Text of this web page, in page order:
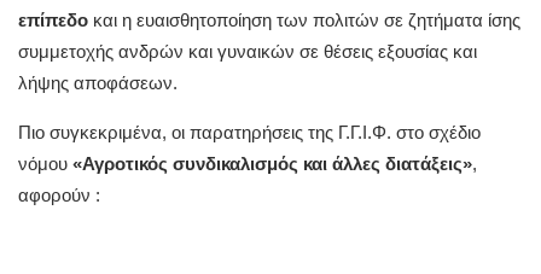
επίπεδο και η ευαισθητοποίηση των πολιτών σε ζητήματα ίσης
συμμετοχής ανδρών και γυναικών σε θέσεις εξουσίας και
λήψης αποφάσεων.
Πιο συγκεκριμένα, οι παρατηρήσεις της Γ.Γ.Ι.Φ. στο σχέδιο
νόμου «Αγροτικός συνδικαλισμός και άλλες διατάξεις»,
αφορούν :